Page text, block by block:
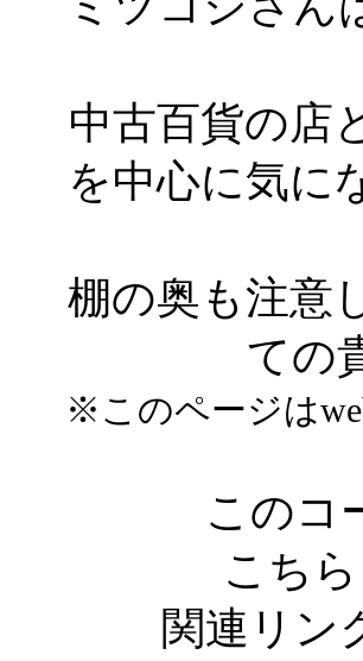
中古百貨の店
を中心に気に
棚の奥も注意
ての
※このページは
このコ
こち
関連リン